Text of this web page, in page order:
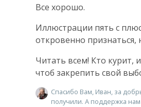
Все хорошо.
Иллюстрации пять с
откровенно признаться,
Читать всем! Кто курит,
чтоб закрепить свой
Спасибо Вам, Иван, за
получили. А поддержка